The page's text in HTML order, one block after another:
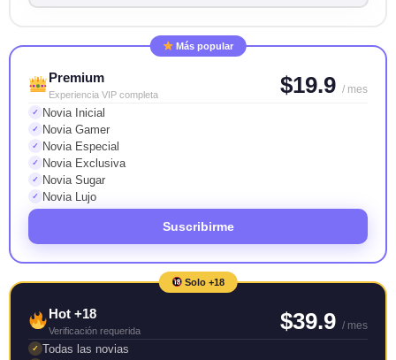
Más popular
Premium
Experiencia VIP completa $19.9 / mes
✓ Novia Inicial
✓ Novia Gamer
✓ Novia Especial
✓ Novia Exclusiva
✓ Novia Sugar
✓ Novia Lujo
Suscribirme
Solo +18
Hot +18
Verificación requerida $39.9 / mes
✓ Todas las novias